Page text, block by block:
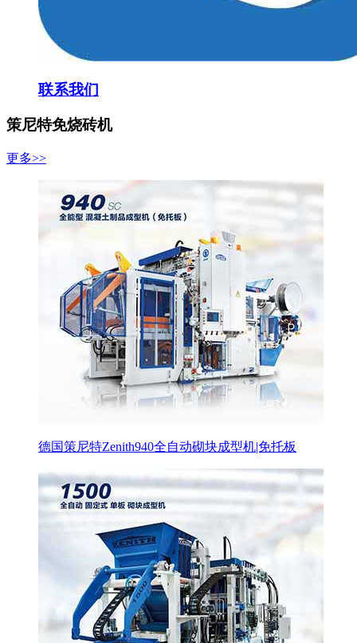
联系我们
策尼特免烧砖机
更多>>
德国策尼特Zenith940全自动砌块成型机|免托板